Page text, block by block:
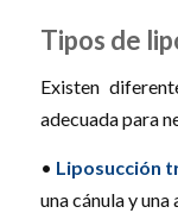
Tipos de
Existen
adecuada para
• Liposucción
una cánula y una